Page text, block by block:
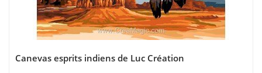
Canevas esprits indiens de Luc Création